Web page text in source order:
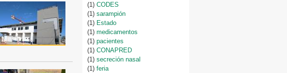
(1) CODES
(1) sarampión
(1) Estado
(1) medicamentos
(1) pacientes
(1) CONAPRED
(1) secreción nasal
(1) feria